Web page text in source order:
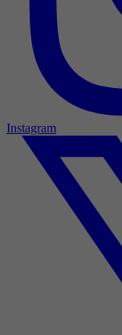
Instagram